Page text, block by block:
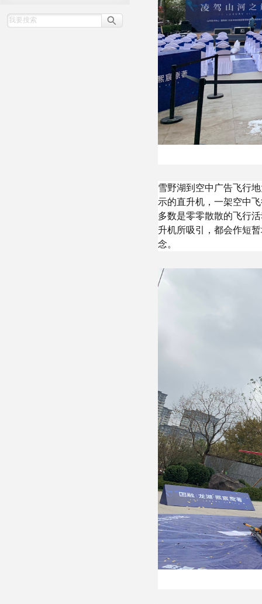
雪野湖到空中广告飞行
示的直升机，一架空中
多数是零零散散的飞行
升机所吸引，都会作短
念。